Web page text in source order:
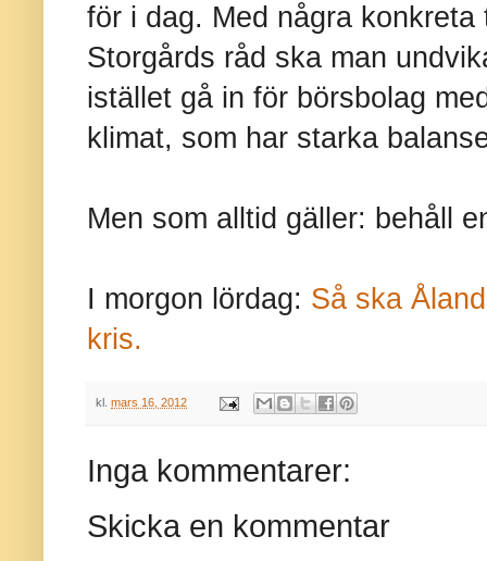
för i dag. Med några
Storgårds råd ska man
istället gå in för börsbolag
klimat, som har starka
Men som alltid gäller: behåll
I morgon lördag: Så ska
kris.
kl. mars 16, 2012
Inga kommentarer:
Skicka en kommentar